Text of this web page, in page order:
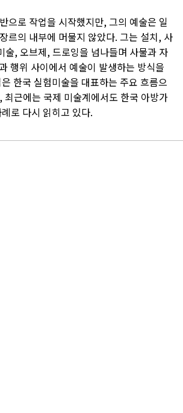
으로 작업을 시작했지만, 그의 예술은 일
르의 내부에 머물지 않았다. 그는 설치, 사
술, 오브제, 드로잉을 넘나들며 사물과 자
행위 사이에서 예술이 발생하는 방식을
한국 실험미술을 대표하는 주요 흐름으
최근에는 국제 미술계에서도 한국 아방가
로 다시 읽히고 있다.